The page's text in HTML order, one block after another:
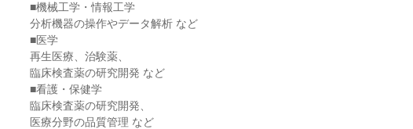
■機械工学・情報工学
分析機器の操作やデータ解析 など
■医学
再生医療、治験薬、
臨床検査薬の研究開発 など
■看護・保健学
臨床検査薬の研究開発、
医療分野の品質管理 など